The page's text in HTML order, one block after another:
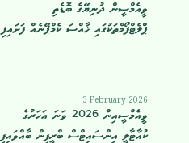
ވީއެމްސީން ދުނިޔޭގެ ބޮޑެތި
ޕްލެޓްފޯމްތަކުގައި ޚާއްސަ ކެމްޕޭނެއް ފަށައިފި
3 February 2026
ވީއެމްސީއިން 2026 ވަނަ އަހަރުގެ
ކުއާޓާލީ އިންސައިޓްސް ބްރީފިން ބާއްވައިފި